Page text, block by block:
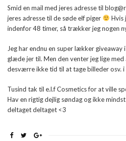
Smid en mail med jeres adresse til
jeres adresse til de søde elf piger
Hvis
indenfor 48 timer, så trækker jeg nogen
Jeg har endnu en super lækker
glæde jer til. Men den venter jeg lige
desværre ikke tid til at tage billeder osv. i
Tusind tak til e.l.f Cosmetics for at ville
Hav en rigtig dejlig søndag og ikke
deltaget deltaget <3